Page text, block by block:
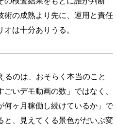
術の成熟より先に、運用と責任
は十分ありうる。
るのは、おそらく本当のこと
いデモ動画の数」ではなく、
何ヶ月稼働し続けているか」で
と、見えてくる景色がだいぶ変